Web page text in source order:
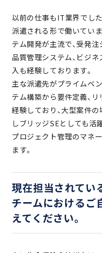
以前の仕事もIT業界でし
派遣される形で働いてい
テム開発が主流で、受発注
品質管理システム、ビジ
入も経験しております。
主な派遣先がプライムベ
テム構築から要件定義、
経験しており、大型案件
しブリッジSEとしても活
プロジェクト管理のマネ
ます。
現在担当されてい
チームにおけるご
えてください。